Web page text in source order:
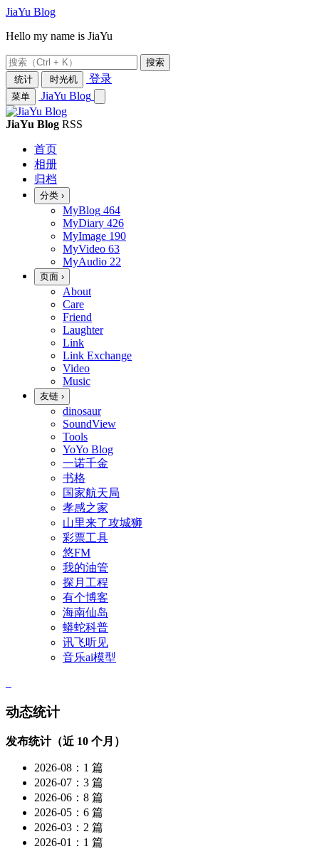
JiaYu Blog
Hello my name is JiaYu
搜索
统计
时光机 登录
菜单 JiaYu Blog
JiaYu Blog RSS
首页
相册
归档
分类 ›
MyBlog 464
MyDiary 426
MyImage 190
MyVideo 63
MyAudio 22
页面 ›
About
Care
Friend
Laughter
Link
Link Exchange
Video
Music
友链 ›
dinosaur
SoundView
Tools
YoYo Blog
一诺千金
书格
国家航天局
孝感之家
山里来了攻城狮
彩票工具
悠FM
我的油管
探月工程
有个博客
海南仙岛
蟒蛇科普
讯飞听见
音乐ai模型
动态统计
发布统计（近 10 个月）
2026-08：1 篇
2026-07：3 篇
2026-06：8 篇
2026-05：6 篇
2026-03：2 篇
2026-01：1 篇